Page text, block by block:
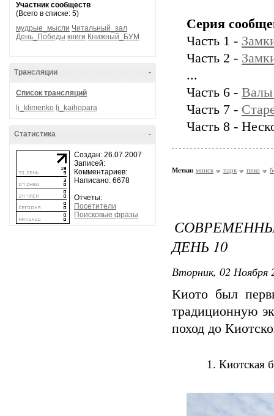
Участник сообществ
(Всего в списке: 5)
мудрые_мысли Читальный_зал
День_Победы книги Книжный_БУМ
-
Трансляции
Список трансляций
lj_klimenko lj_kaihopara
-
Статистика
Создан: 26.07.2007
Записей:
Комментариев:
Написано: 6678
Отчеты:
Посетители
Поисковые фразы
Серия
Часть 1 -
Часть 2 -
...
Часть 6 - Валы
Часть 7 -
Часть 8 -
Метки: минск парк пико
ДЕНЬ 10
Вторник, 02 Ноября
Киото был
традиционную
поход до
1. Киотская